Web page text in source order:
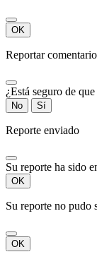
OK
Reportar comentario
¿Está seguro de
No Sí
Reporte enviado
Su reporte ha sido
OK
Su reporte no pudo
OK